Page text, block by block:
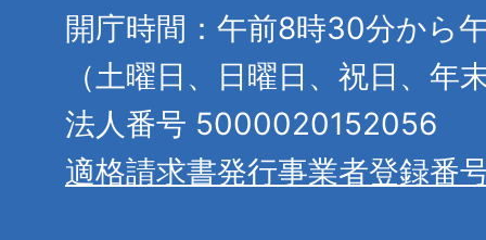
開庁時間：午前8時30分から
（土曜日、日曜日、祝日、年
法人番号 5000020152056
適格請求書発行事業者登録番